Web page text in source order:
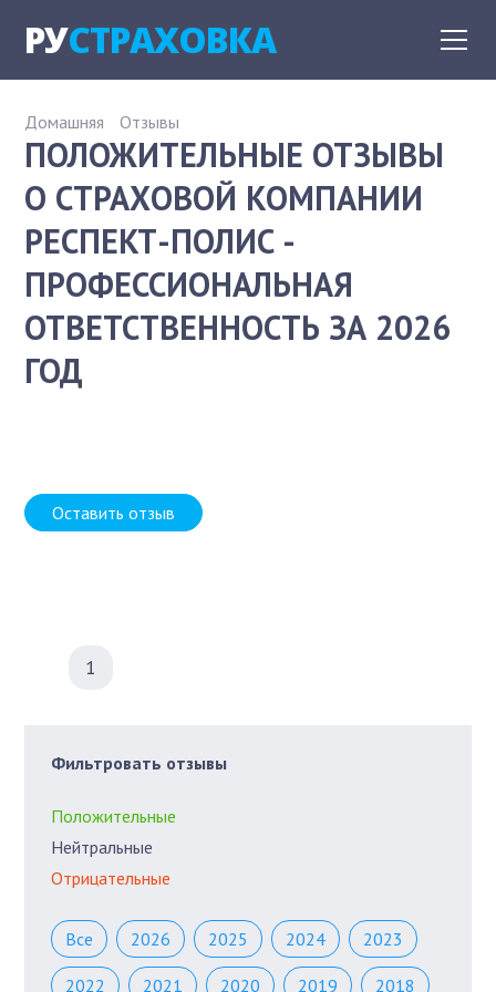
РУСТРАХОВКА
Домашняя Отзывы
ПОЛОЖИТЕЛЬНЫЕ ОТЗЫВЫ
О СТРАХОВОЙ КОМПАНИИ
РЕСПЕКТ-ПОЛИС -
ПРОФЕССИОНАЛЬНАЯ
ОТВЕТСТВЕННОСТЬ ЗА 2026
ГОД
Оставить отзыв
1
Фильтровать отзывы
Положительные
Нейтральные
Отрицательные
Все 2026 2025 2024 2023
2022 2021 2020 2019 2018